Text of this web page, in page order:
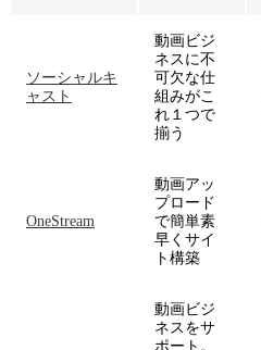
ソーシャルキ
ャスト
動画ビジ
ネスに不
可欠な仕
組みがこ
れ１つで
揃う
OneStream
動画アッ
プロード
で簡単素
早くサイ
ト構築
動画ビジ
ネスをサ
ポート。